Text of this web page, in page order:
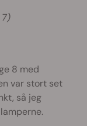
8 med
var stort set
så jeg